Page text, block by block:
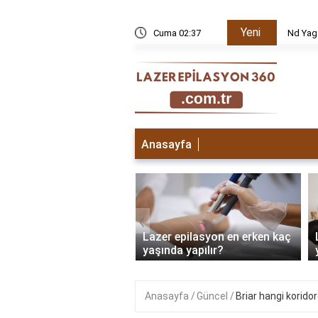
Cuma 02:37 Yeni Nd
Anasayfa
Lazer epilasyon en erken kaç
yaşında yapılır?
‹
Anasayfa Güncel Briar hangi